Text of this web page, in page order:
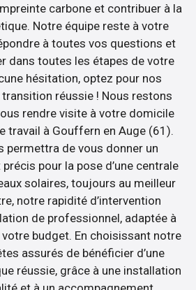
carbone et contribuer à la
Notre équipe reste à votre
à toutes vos questions et
dans toutes les étapes de votre
hésitation, optez pour nos
réussie ! Nous restons
rendre visite à votre domicile
travail à Gouffern en Auge (61).
permettra de vous donner un
pour la pose d’une centrale
solaires, toujours au meilleur
notre rapidité d’intervention
de professionnel, adaptée à
budget. En choisissant notre
assurés de bénéficier d’une
réussie, grâce à une installation